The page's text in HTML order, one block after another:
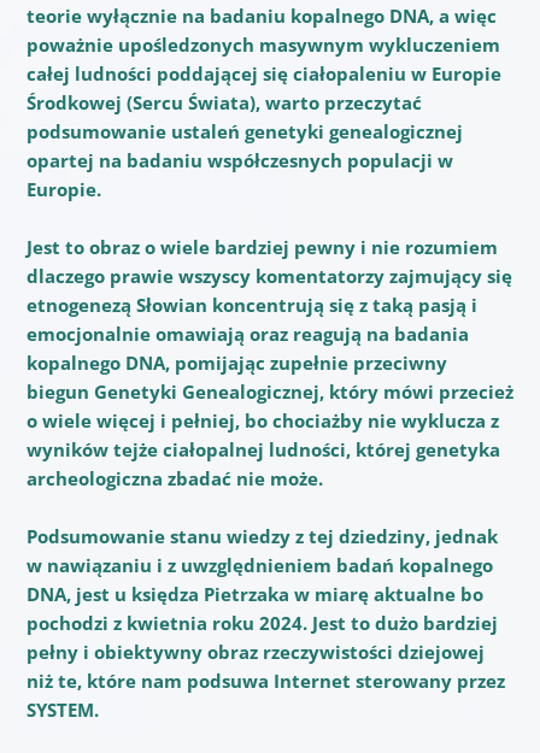
teorie wyłącznie na badaniu kopalnego DNA, a więc
poważnie upośledzonych masywnym wykluczeniem
całej ludności poddającej się ciałopaleniu w Europie
Środkowej (Sercu Świata), warto przeczytać
podsumowanie ustaleń genetyki genealogicznej
opartej na badaniu współczesnych populacji w
Europie.
Jest to obraz o wiele bardziej pewny i nie rozumiem
dlaczego prawie wszyscy komentatorzy zajmujący się
etnogenezą Słowian koncentrują się z taką pasją i
emocjonalnie omawiają oraz reagują na badania
kopalnego DNA, pomijając zupełnie przeciwny
biegun Genetyki Genealogicznej, który mówi przecież
o wiele więcej i pełniej, bo chociażby nie wyklucza z
wyników tejże ciałopalnej ludności, której genetyka
archeologiczna zbadać nie może.
Podsumowanie stanu wiedzy z tej dziedziny, jednak
w nawiązaniu i z uwzględnieniem badań kopalnego
DNA, jest u księdza Pietrzaka w miarę aktualne bo
pochodzi z kwietnia roku 2024. Jest to dużo bardziej
pełny i obiektywny obraz rzeczywistości dziejowej
niż te, które nam podsuwa Internet sterowany przez
SYSTEM.